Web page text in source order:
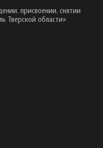
присвоении, снятии
Тверской области»